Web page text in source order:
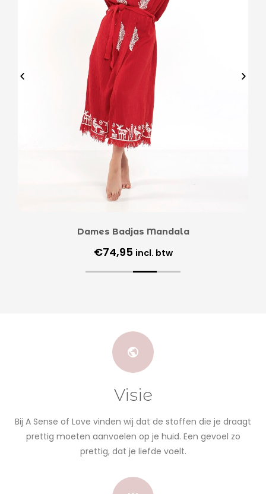
Dames Badjas Mandala
€74,95 incl. btw
Visie
Bij A Sense of Love vinden wij dat de stoffen die je draagt
prettig moeten aanvoelen op je huid. Een gevoel zo
prettig, dat je liefde voelt.